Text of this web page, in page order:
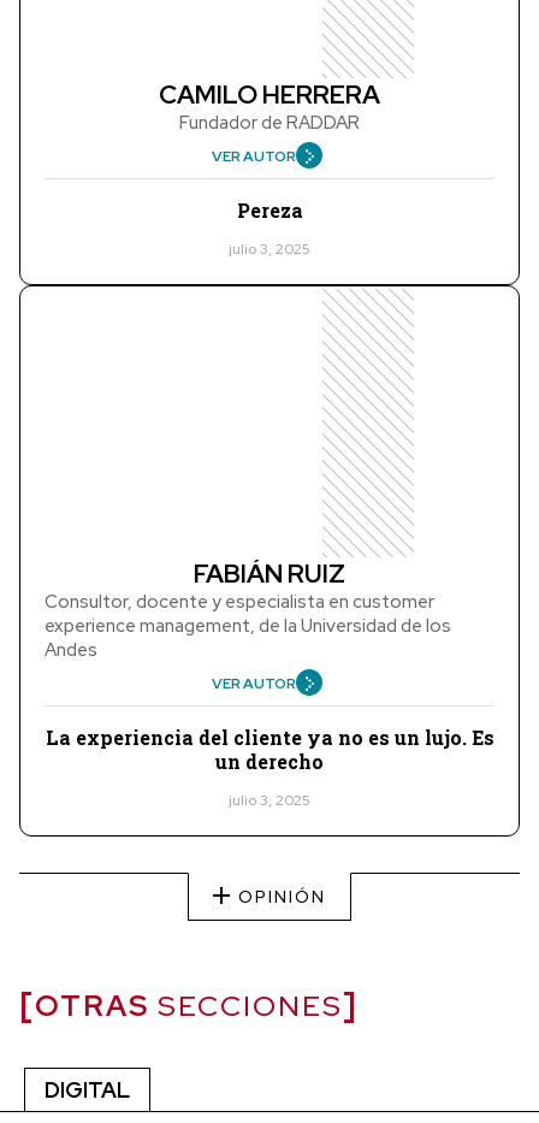
CAMILO HERRERA
Fundador de RADDAR
VER AUTOR
Pereza
julio 3, 2025
FABIÁN RUIZ
Consultor, docente y especialista en customer
experience management, de la Universidad de los
Andes
VER AUTOR
La experiencia del cliente ya no es un lujo. Es
un derecho
julio 3, 2025
OPINIÓN
OTRAS SECCIONES
DIGITAL